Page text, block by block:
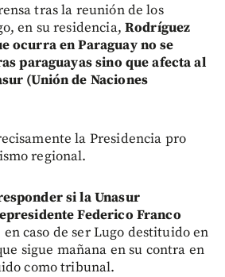
tras la reunión de los
en su residencia, Rodríguez
ocurra en Paraguay no se
paraguayas sino que afecta al
(Unión de Naciones
la Presidencia pro
regional.
si la Unasur
Federico Franco
en caso de ser Lugo destituido en
sigue mañana en su contra en
como tribunal.